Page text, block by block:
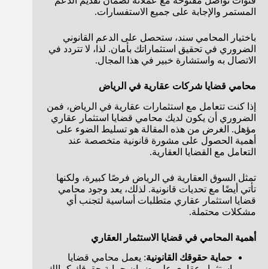
المستمر والإجابة على جميع الاستفسارات.
باختيار المحامي سند، ستحصل على الدعم القانوني
الضروري في تحقيق استثماراتك بأمان. لذا، لا تتردد في
الاتصال به واستشارة خبير في هذا المجال.
محامي قضايا شركات عقارية في الرياض
إذا كنت تتعامل مع استثمارات عقارية في الرياض، فمن
الضروري أن يكون لديك محامي قضايا استثمار عقاري
مؤهل. الغرض من هذه المقالة هو تسليط الضوء على
أهمية الحصول على مشورة قانونية متخصصة عند
التعامل مع القضايا العقارية.
تمثل السوق العقارية في الرياض فرصًا كبيرة، ولكنها
تأتي أيضًا مع تحديات قانونية. لذلك، يعد وجود محامي
قضايا استثمار عقاري متطلبات أساسية لتجنب أي
مشكلات محتملة.
أهمية المحامي في قضايا الاستثمار العقاري
حماية حقوقك القانونية: يعمل محامي قضايا